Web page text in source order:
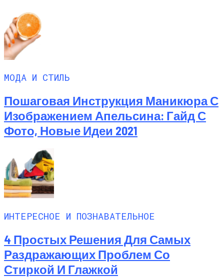
МОДА И СТИЛЬ
Пошаговая Инструкция Маникюра С
Изображением Апельсина: Гайд С
Фото, Новые Идеи 2021
ИНТЕРЕСНОЕ И ПОЗНАВАТЕЛЬНОЕ
4 Простых Решения Для Самых
Раздражающих Проблем Со
Стиркой И Глажкой